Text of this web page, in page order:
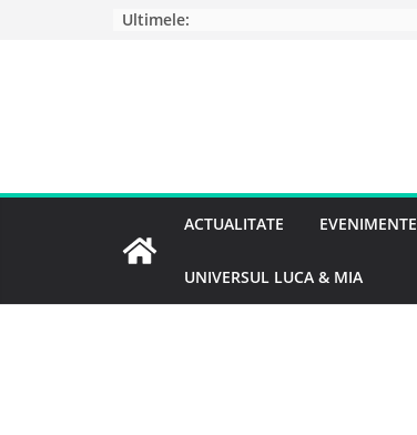
Ultimele:
ACTUALITATE EVENIMENTE
UNIVERSUL LUCA & MIA